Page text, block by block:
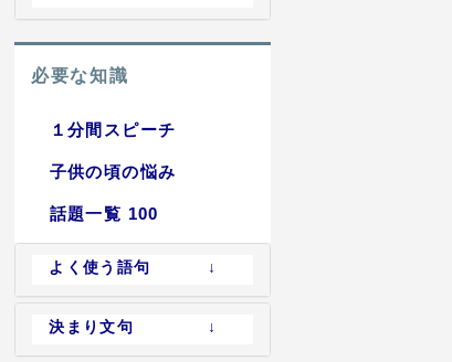
必要な知識
１分間スピーチ
子供の頃の悩み
話題一覧 100
よく使う語句 ↓
決まり文句 ↓